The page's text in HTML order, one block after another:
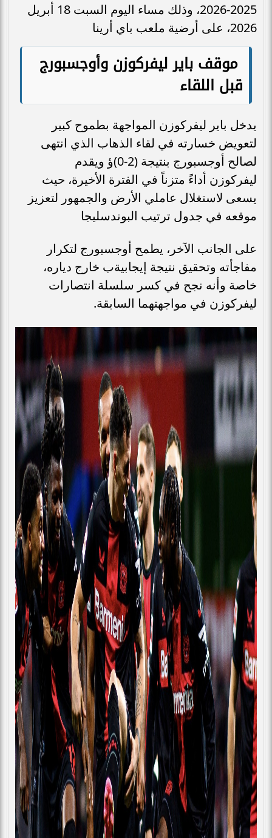
2025-2026، وذلك مساء اليوم السبت 18 أبريل
2026، على أرضية ملعب باي أرينا
موقف باير ليفركوزن وأوجسبورج
قبل اللقاء
يدخل باير ليفركوزن المواجهة بطموح كبير
لتعويض خسارته في لقاء الذهاب الذي انتهى
لصالح أوجسبورج بنتيجة (2-0)ؤ ويقدم
ليفركوزن أداءً متزناً في الفترة الأخيرة، حيث
يسعى لاستغلال عاملي الأرض والجمهور لتعزيز
موقعه في جدول ترتيب البوندسليجا
على الجانب الآخر، يطمح أوجسبورج لتكرار
مفاجأته وتحقيق نتيجة إيجابيةب خارج دياره،
خاصة وأنه نجح في كسر سلسلة انتصارات
ليفركوزن في مواجهتهما السابقة.